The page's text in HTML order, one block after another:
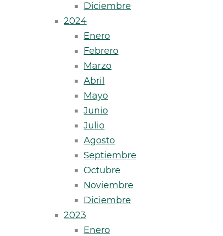
Diciembre
2024
Enero
Febrero
Marzo
Abril
Mayo
Junio
Julio
Agosto
Septiembre
Octubre
Noviembre
Diciembre
2023
Enero